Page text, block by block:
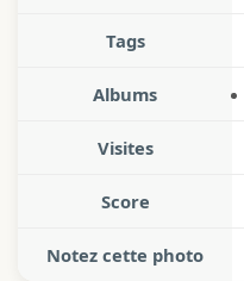
Tags
Albums
Visites
Score
Notez cette photo